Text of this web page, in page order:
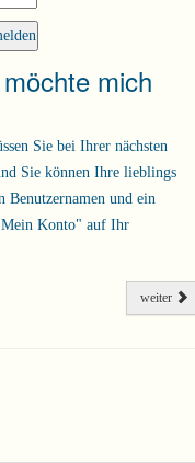
mich
Sie bei Ihrer nächsten
Sie können Ihre lieblings
Benutzernamen und ein
Konto" auf Ihr
weiter